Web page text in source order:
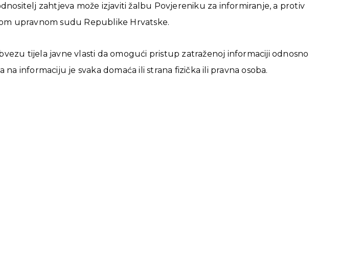
zahtjeva može izjaviti žalbu Povjereniku za informiranje, a protiv
upravnom sudu Republike Hrvatske.
tijela javne vlasti da omogući pristup zatraženoj informaciji odnosno
informaciju je svaka domaća ili strana fizička ili pravna osoba.